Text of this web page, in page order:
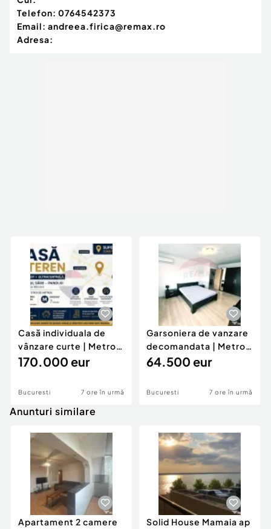
Telefon: 0764542373
Email: andreea.firica@remax.ro
Adresa:
Casă individuala de
vânzare curte | Metrou
| Drumul Sar...
170.000 eur
Bucuresti 7 ore în urmă
Garsoniera de vanzare
decomandata | Metrou
Piata Sudului ...
64.500 eur
Bucuresti 7 ore în urmă
Anunturi similare
Apartament 2 camere
Solid House Mamaia ap